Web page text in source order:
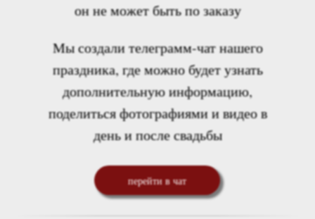
Мы создали телеграмм-чат нашего
праздника, где можно будет узнать
дополнительную информацию,
поделиться фотографиями и видео в
день и после свадьбы
он не может быть по заказу
перейти в чат